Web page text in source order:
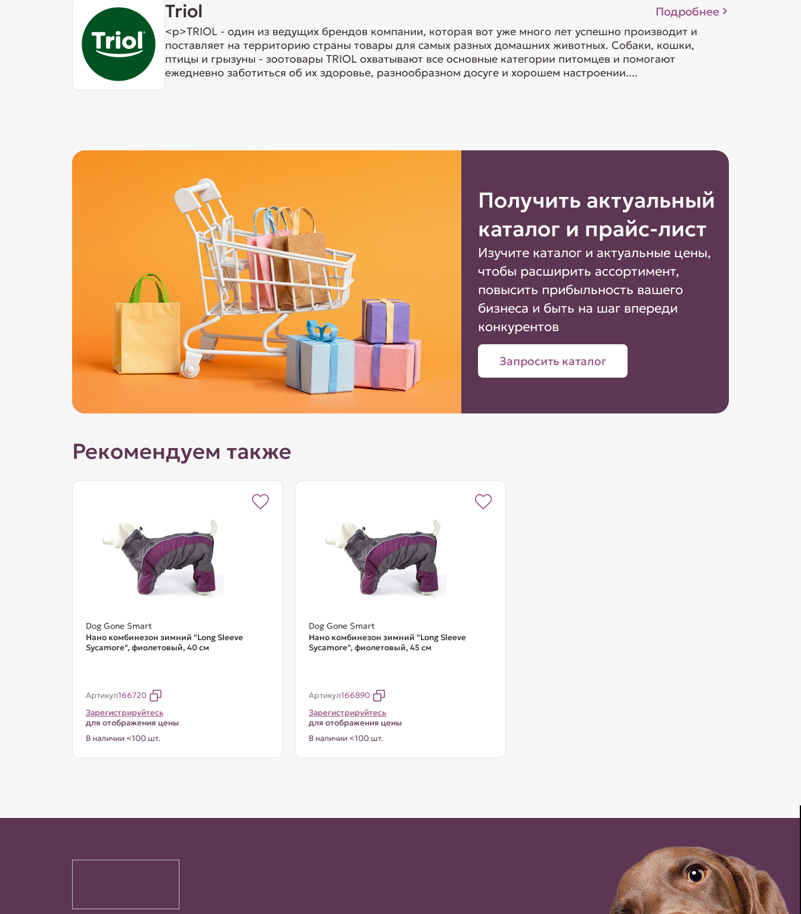
Triol Подробнее
<p>TRIOL - один из ведущих брендов компании, которая вот уже много лет успешно производит и
поставляет на территорию страны товары для самых разных домашних животных. Собаки, кошки,
птицы и грызуны - зоотовары TRIOL охватывают все основные категории питомцев и помогают
ежедневно заботиться об их здоровье, разнообразном досуге и хорошем настроении....
Получить актуальный
каталог и прайс-лист
Изучите каталог и актуальные цены,
чтобы расширить ассортимент,
повысить прибыльность вашего
бизнеса и быть на шаг впереди
конкурентов
Запросить каталог
Рекомендуем также
Dog Gone Smart
Нано комбинезон зимний "Long Sleeve
Sycamore", фиолетовый, 40 см
Артикул166720
Зарегистрируйтесь
для отображения цены
В наличии <100 шт.
Dog Gone Smart
Нано комбинезон зимний "Long Sleeve
Sycamore", фиолетовый, 45 см
Артикул166890
Зарегистрируйтесь
для отображения цены
В наличии <100 шт.